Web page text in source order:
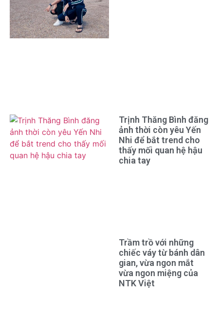
Trịnh Thăng Bình đăng
ảnh thời còn yêu Yến
Nhi để bắt trend cho
thấy mối quan hệ hậu
chia tay
Trầm trồ với những
chiếc váy từ bánh dân
gian, vừa ngon mắt
vừa ngon miệng của
NTK Việt